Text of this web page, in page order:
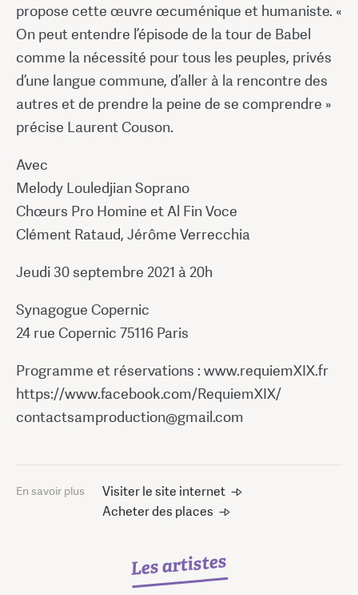
propose cette œuvre œcuménique et humaniste. «
On peut entendre l’épisode de la tour de Babel
comme la nécessité pour tous les peuples, privés
d’une langue commune, d’aller à la rencontre des
autres et de prendre la peine de se comprendre »
précise Laurent Couson.
Avec
Melody Louledjian Soprano
Chœurs Pro Homine et Al Fin Voce
Clément Rataud, Jérôme Verrecchia
Jeudi 30 septembre 2021 à 20h
Synagogue Copernic
24 rue Copernic 75116 Paris
Programme et réservations : www.requiemXIX.fr
https://www.facebook.com/RequiemXIX/
contactsamproduction@gmail.com
En savoir plus
Visiter le site internet
Acheter des places
Les artistes